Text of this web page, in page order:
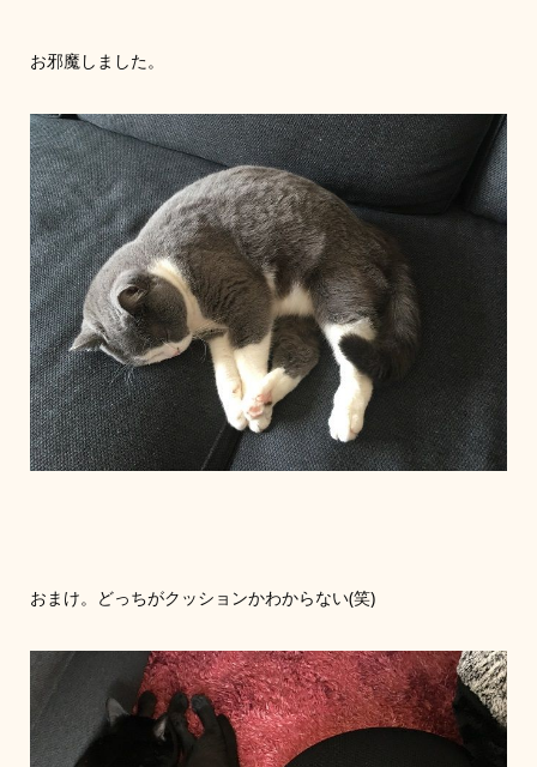
お邪魔しました。
おまけ。どっちがクッションかわからない(笑)